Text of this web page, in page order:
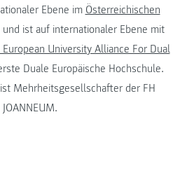
Ebene im Österreichischen
und ist auf internationaler Ebene mit
European University Alliance For Dual
Duale Europäische Hochschule.
Mehrheitsgesellschafter der FH
JOANNEUM.